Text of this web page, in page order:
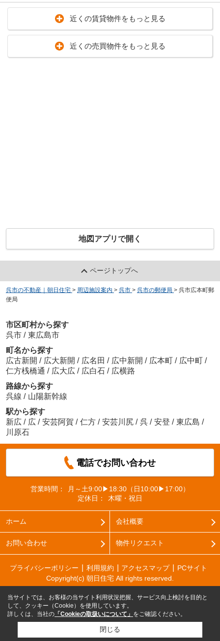
近くの賃貸物件をもっと見る
近くの売買物件をもっと見る
地図アプリで開く
ページトップへ
呉市の不動産｜朝日住宅 > 周辺施設案内 > 呉市 > 呉市の郵便局 > 呉市広本町郵
便局
市区町村から探す
呉市 / 東広島市
町名から探す
広古新開 / 広大新開 / 広名田 / 広中新開 / 広本町 / 広中町 /
仁方桟橋通 / 広大広 / 広白石 / 広横路
路線から探す
呉線 / 山陽新幹線
駅から探す
新広 / 広 / 安芸阿賀 / 仁方 / 安芸川尻 / 呉 / 安登 / 東広島 /
川原石
電話でお問い合わせ
営業時間：
月～土9:00▶18:30（日10:00▶17:00）
定休日：
木曜・祝日
ホーム 会社概要
お問い合わせ 物件リクエスト
プライバシーポリシー 利用規約 アクセスマップ
PCサイト
Copyright(c) 朝日住宅 All rights reserved.
当サイトでは、お客様の当サイト利用状況把握、サービス向上検討を目的と
して、クッキー（Cookie）を使用しています。
詳しくは、当社の 「Cookieの取扱いについて」 をご確認ください。
閉じる